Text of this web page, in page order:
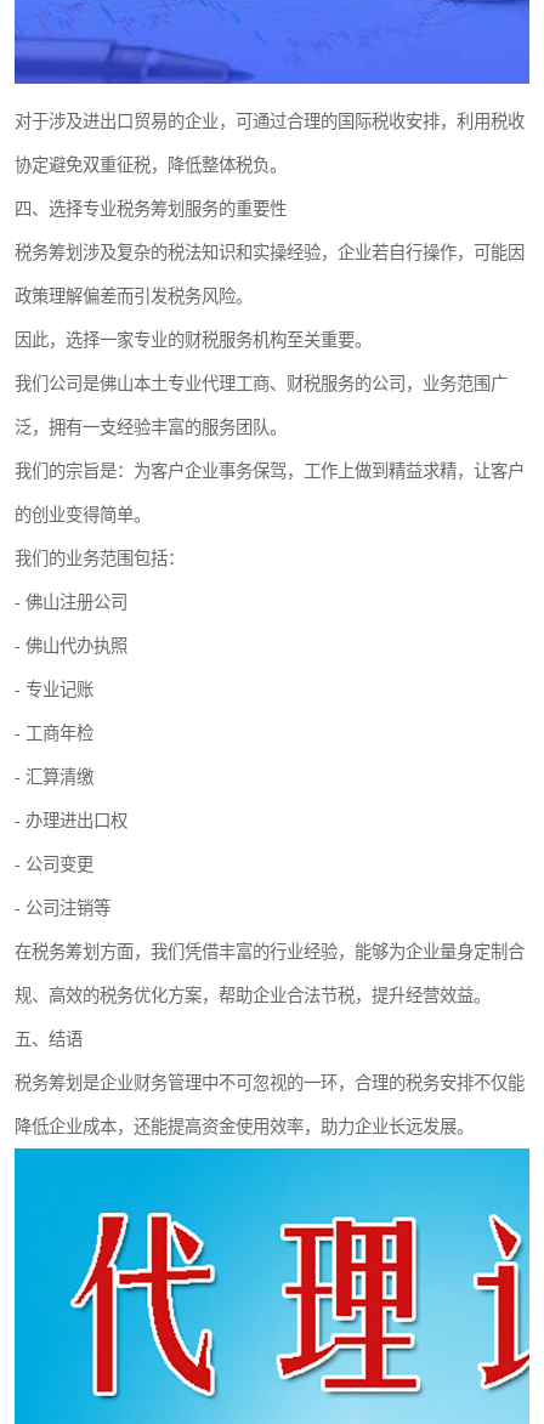
对于涉及进出口贸易的企业，可通过合理的国际税收安排，利用税收
协定避免双重征税，降低整体税负。
四、选择专业税务筹划服务的重要性
税务筹划涉及复杂的税法知识和实操经验，企业若自行操作，可能因
政策理解偏差而引发税务风险。
因此，选择一家专业的财税服务机构至关重要。
我们公司是佛山本土专业代理工商、财税服务的公司，业务范围广
泛，拥有一支经验丰富的服务团队。
我们的宗旨是：为客户企业事务保驾，工作上做到精益求精，让客户
的创业变得简单。
我们的业务范围包括：
- 佛山注册公司
- 佛山代办执照
- 专业记账
- 工商年检
- 汇算清缴
- 办理进出口权
- 公司变更
- 公司注销等
在税务筹划方面，我们凭借丰富的行业经验，能够为企业量身定制合
规、高效的税务优化方案，帮助企业合法节税，提升经营效益。
五、结语
税务筹划是企业财务管理中不可忽视的一环，合理的税务安排不仅能
降低企业成本，还能提高资金使用效率，助力企业长远发展。